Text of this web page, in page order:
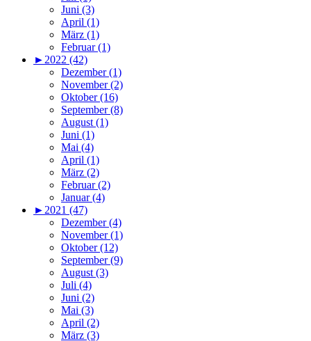
Juni (3)
April (1)
März (1)
Februar (1)
► 2022 (42)
Dezember (1)
November (2)
Oktober (16)
September (8)
August (1)
Juni (1)
Mai (4)
April (1)
März (2)
Februar (2)
Januar (4)
► 2021 (47)
Dezember (4)
November (1)
Oktober (12)
September (9)
August (3)
Juli (4)
Juni (2)
Mai (3)
April (2)
März (3)